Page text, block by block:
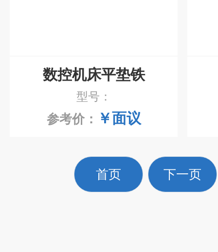
数控机床平垫铁
型号：
参考价： ￥面议
首页 下一页